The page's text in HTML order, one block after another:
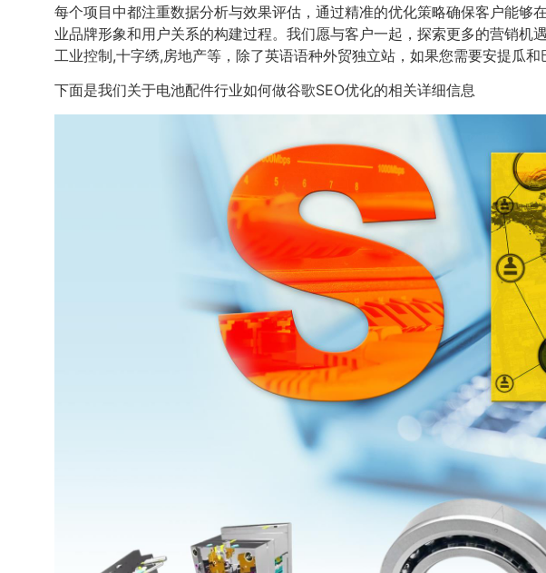
每个项目中都注重数据分析与效果评估，通过精准的优化策略确保客户能
业品牌形象和用户关系的构建过程。我们愿与客户一起，探索更多的营销
工业控制,十字绣,房地产等，除了英语语种外贸独立站，如果您需要安提瓜
下面是我们关于电池配件行业如何做谷歌SEO优化的相关详细信息